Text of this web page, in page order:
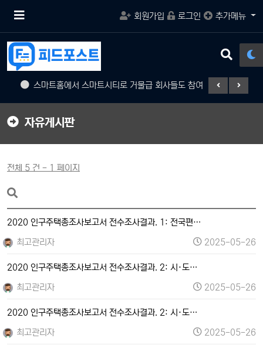
메
튼
회원가입 로그인 추가메뉴
스마트홈에서 스마트시티로 거물급 회사들도 참여 게임의
검
버
자유게시판
전체 5 건 - 1 페이지
2020 인구주택총조사보고서 전수조사결과. 1: 전국편…
최고관리자
2025-05-26
2020 인구주택총조사보고서 전수조사결과. 2: 시·도…
최고관리자
2025-05-26
2020 인구주택총조사보고서 전수조사결과. 2: 시·도…
최고관리자
2025-05-26